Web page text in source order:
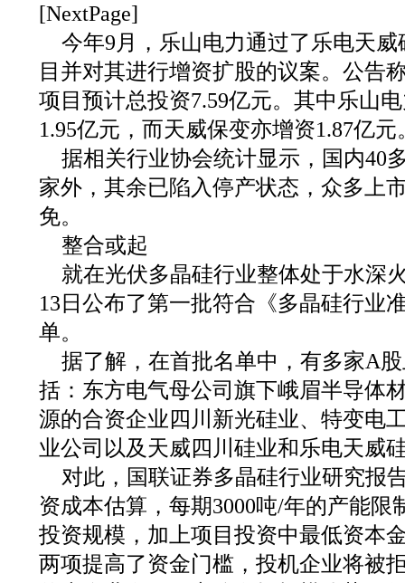
[NextPage]
今年9月，乐山电力通过了乐电天
目并对其进行增资扩股的议案。公告
项目预计总投资7.59亿元。其中乐山
1.95亿元，而天威保变亦增资1.87亿元
据相关行业协会统计显示，国内40
家外，其余已陷入停产状态，众多上
免。
整合或起
就在光伏多晶硅行业整体处于水深
13日公布了第一批符合《多晶硅行业
单。
据了解，在首批名单中，有多家A
括：东方电气母公司旗下峨眉半导体
源的合资企业四川新光硅业、特变电
业公司以及天威四川硅业和乐电天威
对此，国联证券多晶硅行业研究报
资成本估算，每期3000吨/年的产能限
投资规模，加上项目投资中最低资本
两项提高了资金门槛，投机企业将被